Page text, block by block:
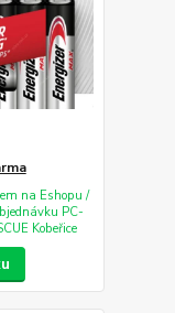
na Eshopu /
PC-
Kobeřice